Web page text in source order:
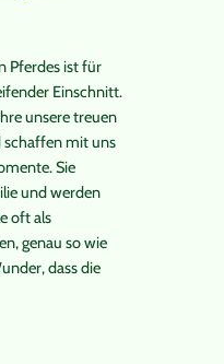
Pferdes ist für
Einschnitt.
unsere treuen
schaffen mit uns
Sie
und werden
oft als
genau so wie
dass die